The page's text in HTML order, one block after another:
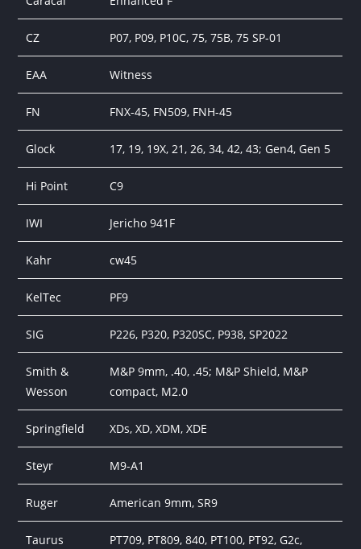
CZ P07, P09, P10C, 75, 75B, 75 SP-01
EAA Witness
FN FNX-45, FN509, FNH-45
Glock 17, 19, 19X, 21, 26, 34, 42, 43; Gen4, Gen 5
Hi Point C9
IWI Jericho 941F
Kahr cw45
KelTec PF9
SIG P226, P320, P320SC, P938, SP2022
Smith &
Wesson
M&P 9mm, .40, .45; M&P Shield, M&P
compact, M2.0
Springfield XDs, XD, XDM, XDE
Steyr M9-A1
Ruger American 9mm, SR9
Taurus
PT709, PT809, 840, PT100, PT92, G2c,